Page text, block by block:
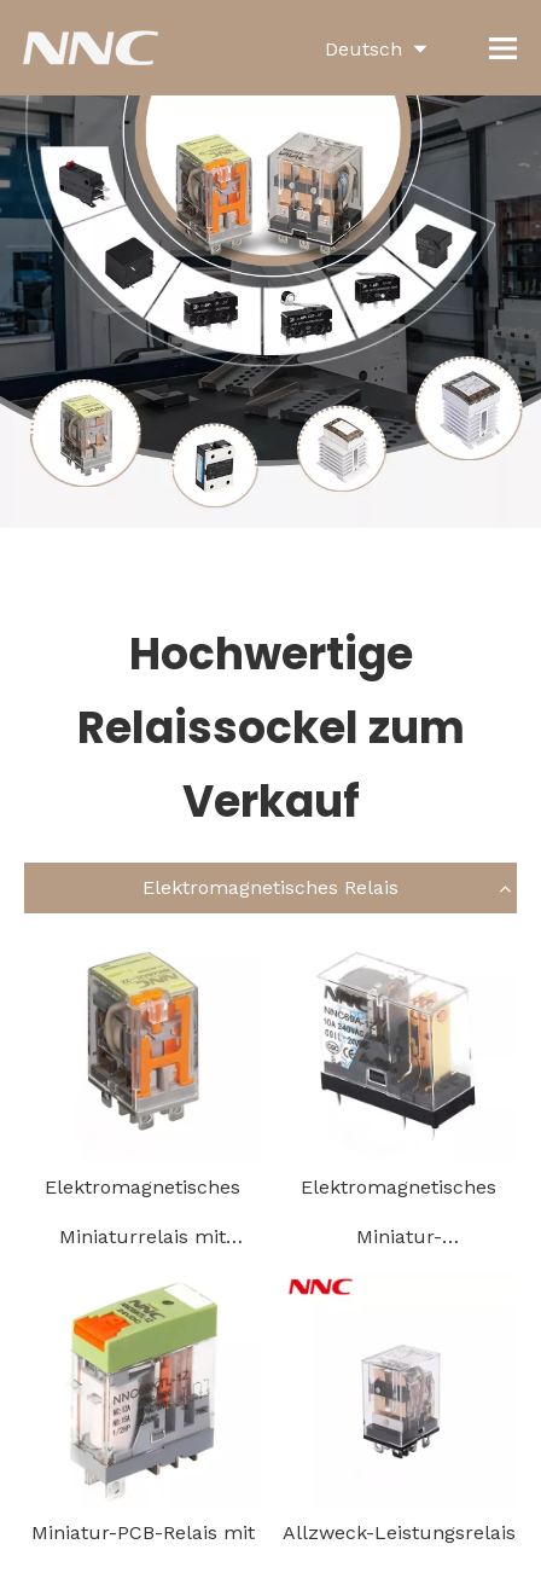
Deutsch
English
العربية
Français
Pусский
Español
Português
Italiano
한국어
Hochwertige
Relaissockel zum
Verkauf
Elektromagnetisches Relais
Elektromagnetisches
Miniaturrelais mit
abschließbarer Testtaste
Elektromagnetisches
Miniatur-
Hochleistungsrelais mit
Klemmung
Miniatur-PCB-Relais mit Allzweck-Leistungsrelais